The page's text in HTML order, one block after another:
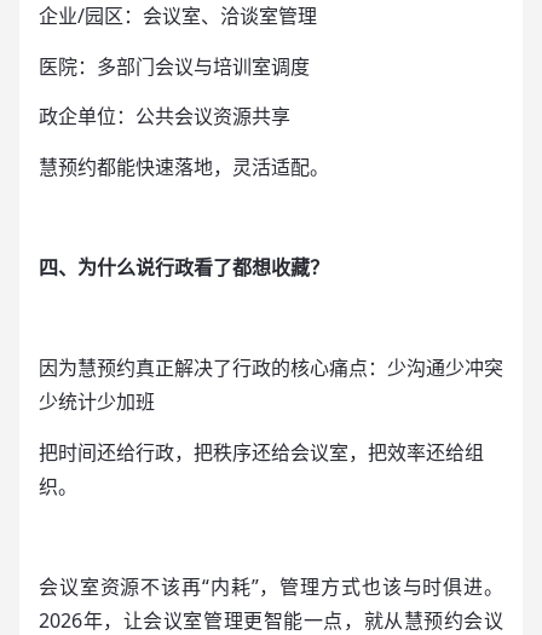
企业/园区：会议室、洽谈室管理
医院：多部门会议与培训室调度
政企单位：公共会议资源共享
慧预约都能快速落地，灵活适配。
四、为什么说行政看了都想收藏？
因为慧预约真正解决了行政的核心痛点：少沟通少冲突
少统计少加班
把时间还给行政，把秩序还给会议室，把效率还给组
织。
会议室资源不该再“内耗”，管理方式也该与时俱进。
2026年，让会议室管理更智能一点，就从慧预约会议